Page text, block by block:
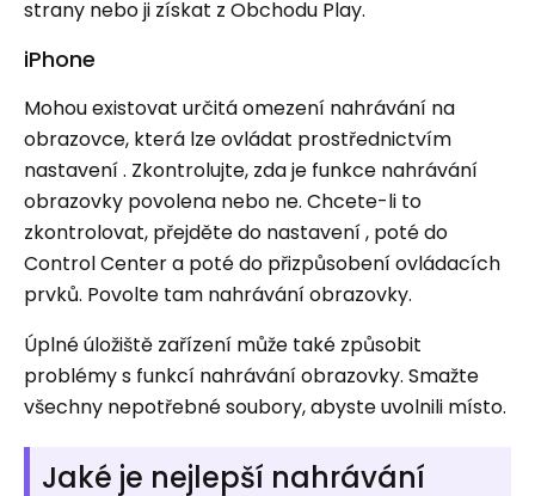
strany nebo ji získat z Obchodu Play.
iPhone
Mohou existovat určitá omezení nahrávání na
obrazovce, která lze ovládat prostřednictvím
nastavení . Zkontrolujte, zda je funkce nahrávání
obrazovky povolena nebo ne. Chcete-li to
zkontrolovat, přejděte do nastavení , poté do
Control Center a poté do přizpůsobení ovládacích
prvků. Povolte tam nahrávání obrazovky.
Úplné úložiště zařízení může také způsobit
problémy s funkcí nahrávání obrazovky. Smažte
všechny nepotřebné soubory, abyste uvolnili místo.
Jaké je nejlepší nahrávání